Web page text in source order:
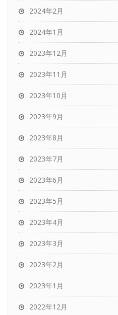
2024年2月
2024年1月
2023年12月
2023年11月
2023年10月
2023年9月
2023年8月
2023年7月
2023年6月
2023年5月
2023年4月
2023年3月
2023年2月
2023年1月
2022年12月